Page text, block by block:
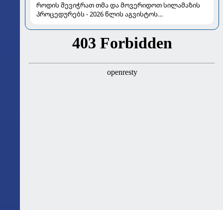
როდის შევიჭრათ თმა და მოვერიდოთ სილამაზის
პროცედურებს - 2026 წლის აგვისტოს